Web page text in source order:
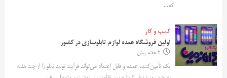
که...
کسب و کار
اولین فروشگاه عمده لوازم تابلوسازی در کشور
2 هفته پیش
یک تأمین‌کننده عمده و قابل اعتماد می‌تواند فرآیند تولید تابلو را از چند هفته